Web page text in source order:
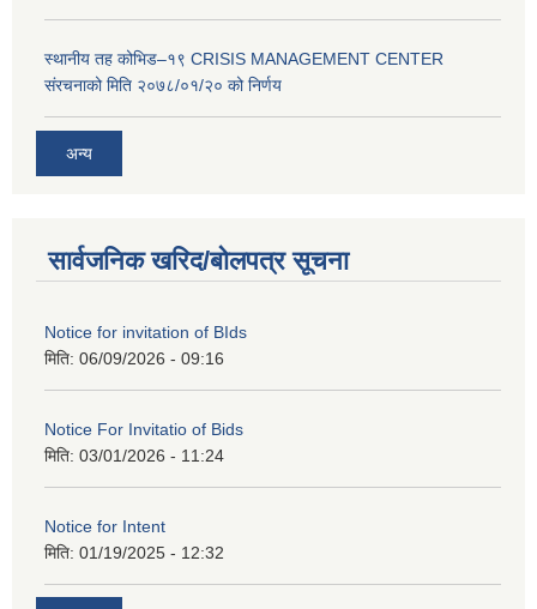
स्थानीय तह कोभिड–१९ CRISIS MANAGEMENT CENTER
संरचनाको मिति २०७८/०१/२० को निर्णय
अन्य
सार्वजनिक खरिद/बोलपत्र सूचना
Notice for invitation of BIds
मिति: 06/09/2026 - 09:16
Notice For Invitatio of Bids
मिति: 03/01/2026 - 11:24
Notice for Intent
मिति: 01/19/2025 - 12:32